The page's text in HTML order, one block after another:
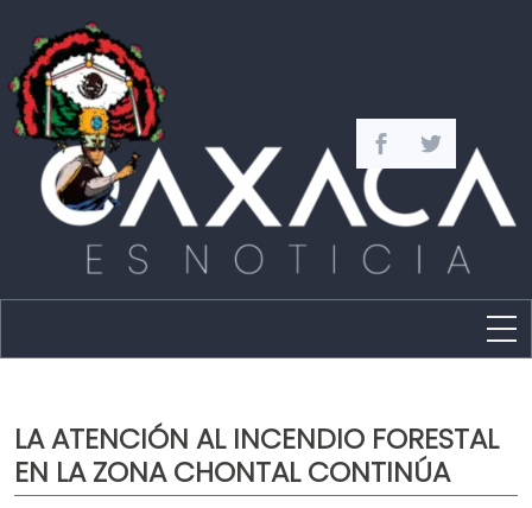
Capital
Policíaca
LA ATENCIÓN AL INCENDIO FORESTAL
EN LA ZONA CHONTAL CONTINÚA